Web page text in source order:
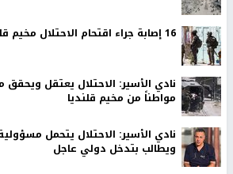
16 إصابة جراء اقتحام الاحتلال مخيم قلنديا
مواطناً من مخيم قلنديا
نادي الأسير: الاحتلال يتحمل
ويطالب بتدخل دولي عاجل